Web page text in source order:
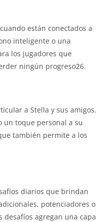
están conectados a
inteligente o una
los jugadores que
ningún progreso26.
a Stella y sus amigos.
un toque personal a su
también permite a los
diarios que brindan
potenciadores o
agregan una capa